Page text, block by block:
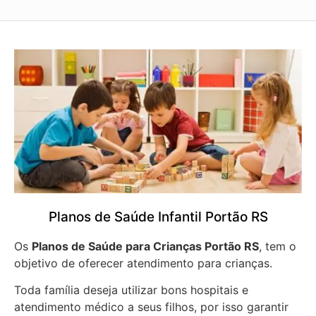
Planos de Saúde Infantil Portão RS
Os Planos de Saúde para Crianças Portão RS, tem o
objetivo de oferecer atendimento para crianças.
Toda família deseja utilizar bons hospitais e
atendimento médico a seus filhos, por isso garantir